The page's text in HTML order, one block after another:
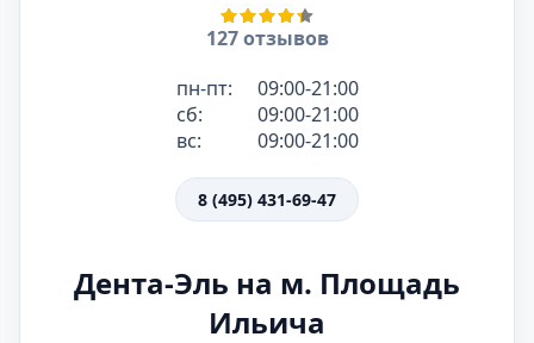
127 отзывов
пн-пт:
09:00-21:00
сб:
09:00-21:00
вс:
09:00-21:00
8 (495) 431-69-47
Дента-Эль на м. Площадь
Ильича